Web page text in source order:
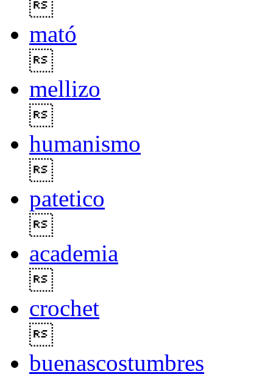
mató
mellizo
humanismo
patetico
academia
crochet
buenascostumbres